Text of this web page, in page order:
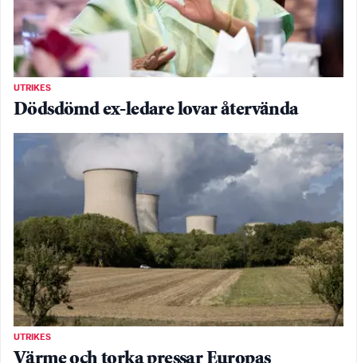
UTRIKES
Dödsdömd ex-ledare lovar återvända
UTRIKES